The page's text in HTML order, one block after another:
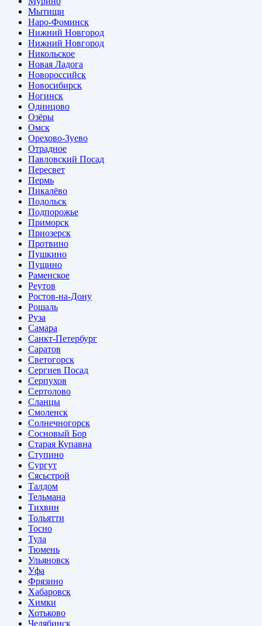
Мытищи
Наро-Фоминск
Нижний Новгород
Нижний Новгород
Никольское
Новая Ладога
Новороссийск
Новосибирск
Ногинск
Одинцово
Озёры
Омск
Орехово-Зуево
Отрадное
Павловский Посад
Пересвет
Пермь
Пикалёво
Подольск
Подпорожье
Приморск
Приозерск
Протвино
Пушкино
Пущино
Раменское
Реутов
Ростов-на-Дону
Рошаль
Руза
Самара
Санкт-Петербург
Саратов
Светогорск
Сергиев Посад
Серпухов
Сертолово
Сланцы
Смоленск
Солнечногорск
Сосновый Бор
Старая Купавна
Ступино
Сургут
Сясьстрой
Талдом
Тельмана
Тихвин
Тольятти
Тосно
Тула
Тюмень
Ульяновск
Уфа
Фрязино
Хабаровск
Химки
Хотьково
Челябинск